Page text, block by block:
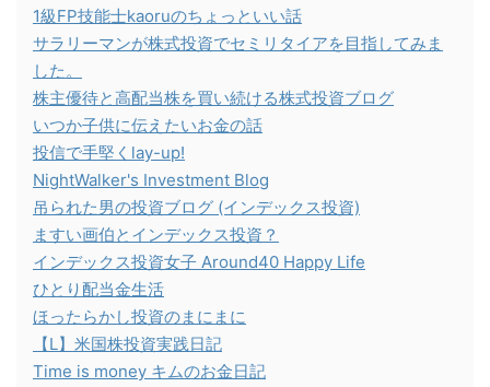
1級FP技能士kaoruのちょっといい話
サラリーマンが株式投資でセミリタイアを目指してみま
した。
株主優待と高配当株を買い続ける株式投資ブログ
いつか子供に伝えたいお金の話
投信で手堅くlay-up!
NightWalker's Investment Blog
吊られた男の投資ブログ (インデックス投資)
ますい画伯とインデックス投資？
インデックス投資女子 Around40 Happy Life
ひとり配当金生活
ほったらかし投資のまにまに
【L】米国株投資実践日記
Time is money キムのお金日記